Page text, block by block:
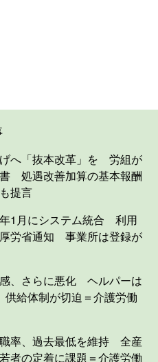
へ「抜本改革」を 労組が
処遇改善加算の基本報酬
提言
1月にシステム統合 利用
労省通知 事業所は登録が
、さらに悪化 ヘルパーは
給体制が切迫＝介護労働
率、過去最低を維持 全産
者の定着に課題＝介護労働